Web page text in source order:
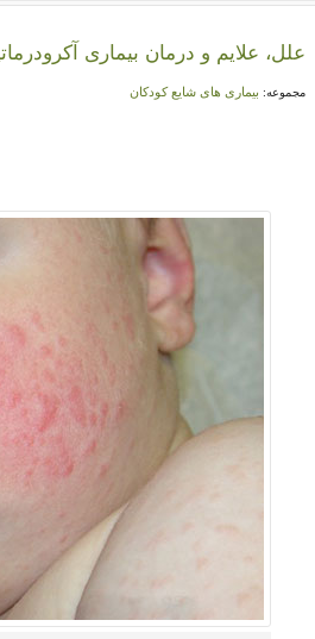
علل، علایم و درمان بیماری
مجموعه: بیماری های شایع کودکان